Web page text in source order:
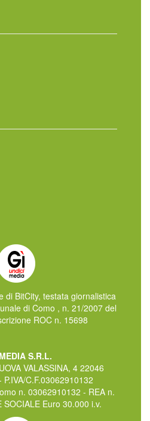
di BitCity, testata giornalistica
di Como , n. 21/2007 del
ROC n. 15698
S.R.L.
VALASSINA, 4 22046
C.F.03062910132
n. 03062910132 - REA n.
SOCIALE Euro 30.000 i.v.